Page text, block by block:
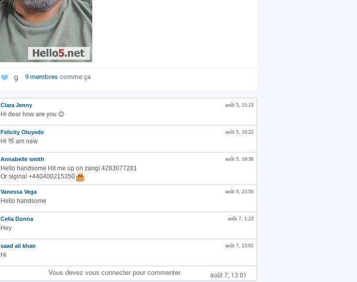
août 7, 13:01
9 9 membres comme ça
août 5, 15:13
Clara Jenny
Hi dear how are you 😊
août 5, 16:22
Felicity Oluyede
Hi 👋 am new
août 5, 19:38
Annabelle smith
Hello handsome Hit me up on zangi 4283077281
Or siginal +440400215350
août 5, 23:50
Vanessa Vega
Hello handsome
août 7, 1:23
Celia Donna
Hey
août 7, 13:01
saad ali khan
Hi
Vous devez vous connecter pour commenter